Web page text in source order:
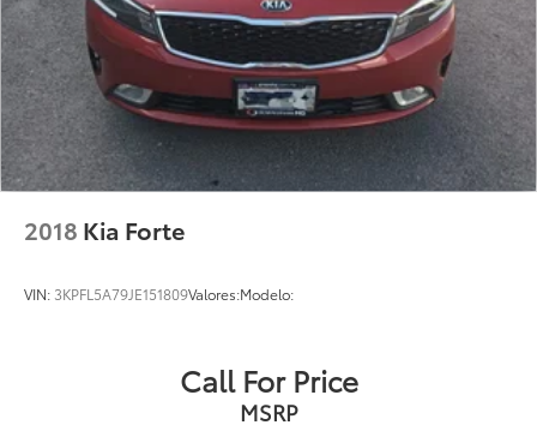
2018 Kia Forte
VIN: 3KPFL5A79JE151809Valores:Modelo:
Call For Price
MSRP